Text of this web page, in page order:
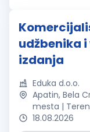
udžbenika
izdanja
Eduka d.o.o.
Apatin, Bela
mesta |
18.08.2026